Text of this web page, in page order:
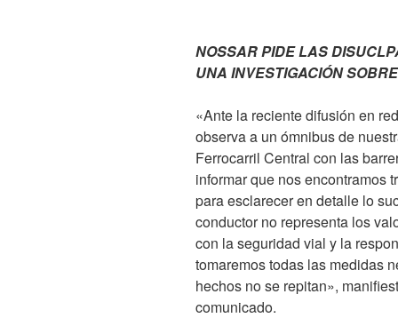
NOSSAR PIDE LAS
UNA INVESTIGACIÓN
«Ante la reciente difusión en
observa a un ómnibus de
Ferrocarril Central con las
informar que nos encontramos
para esclarecer en detalle lo
conductor no representa los
con la seguridad vial y la
tomaremos todas las medidas
hechos no se repitan»,
comunicado.